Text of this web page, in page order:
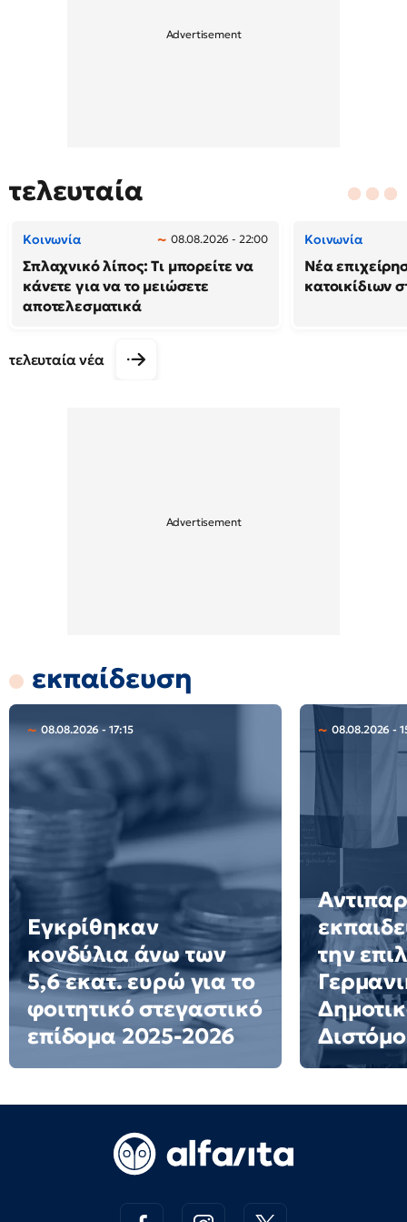
τελευταία
Κοινωνία 08.08.2026 - 22:00
Σπλαχνικό λίπος: Τι μπορείτε να
κάνετε για να το μειώσετε
αποτελεσματικά
Κοινωνία
Νέα
κατοικίδιων
τελευταία νέα
εκπαίδευση
08.08.2026 - 17:15
Εγκρίθηκαν
κονδύλια άνω των
5,6 εκατ. ευρώ για το
φοιτητικό στεγαστικό
επίδομα 2025-2026
08.08.2026 -
την